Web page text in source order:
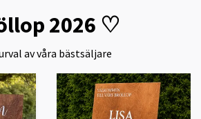
2026 ♡
av våra bästsäljare